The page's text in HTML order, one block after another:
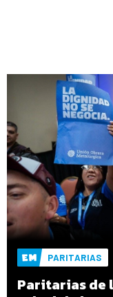
PARITARIAS
Paritarias de